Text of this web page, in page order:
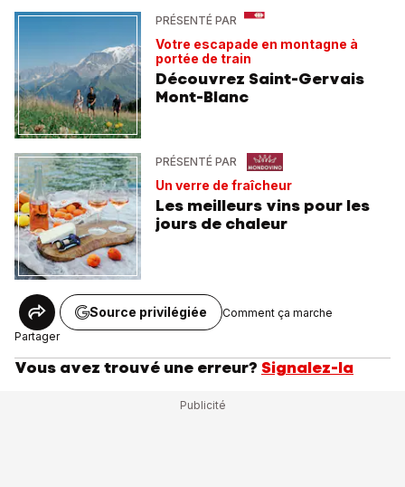
PRÉSENTÉ PAR
Votre escapade en montagne à
portée de train
Découvrez Saint-Gervais
Mont-Blanc
PRÉSENTÉ PAR
Un verre de fraîcheur
Les meilleurs vins pour les
jours de chaleur
Partager
Source privilégiée Comment ça marche
Vous avez trouvé une erreur? Signalez-la